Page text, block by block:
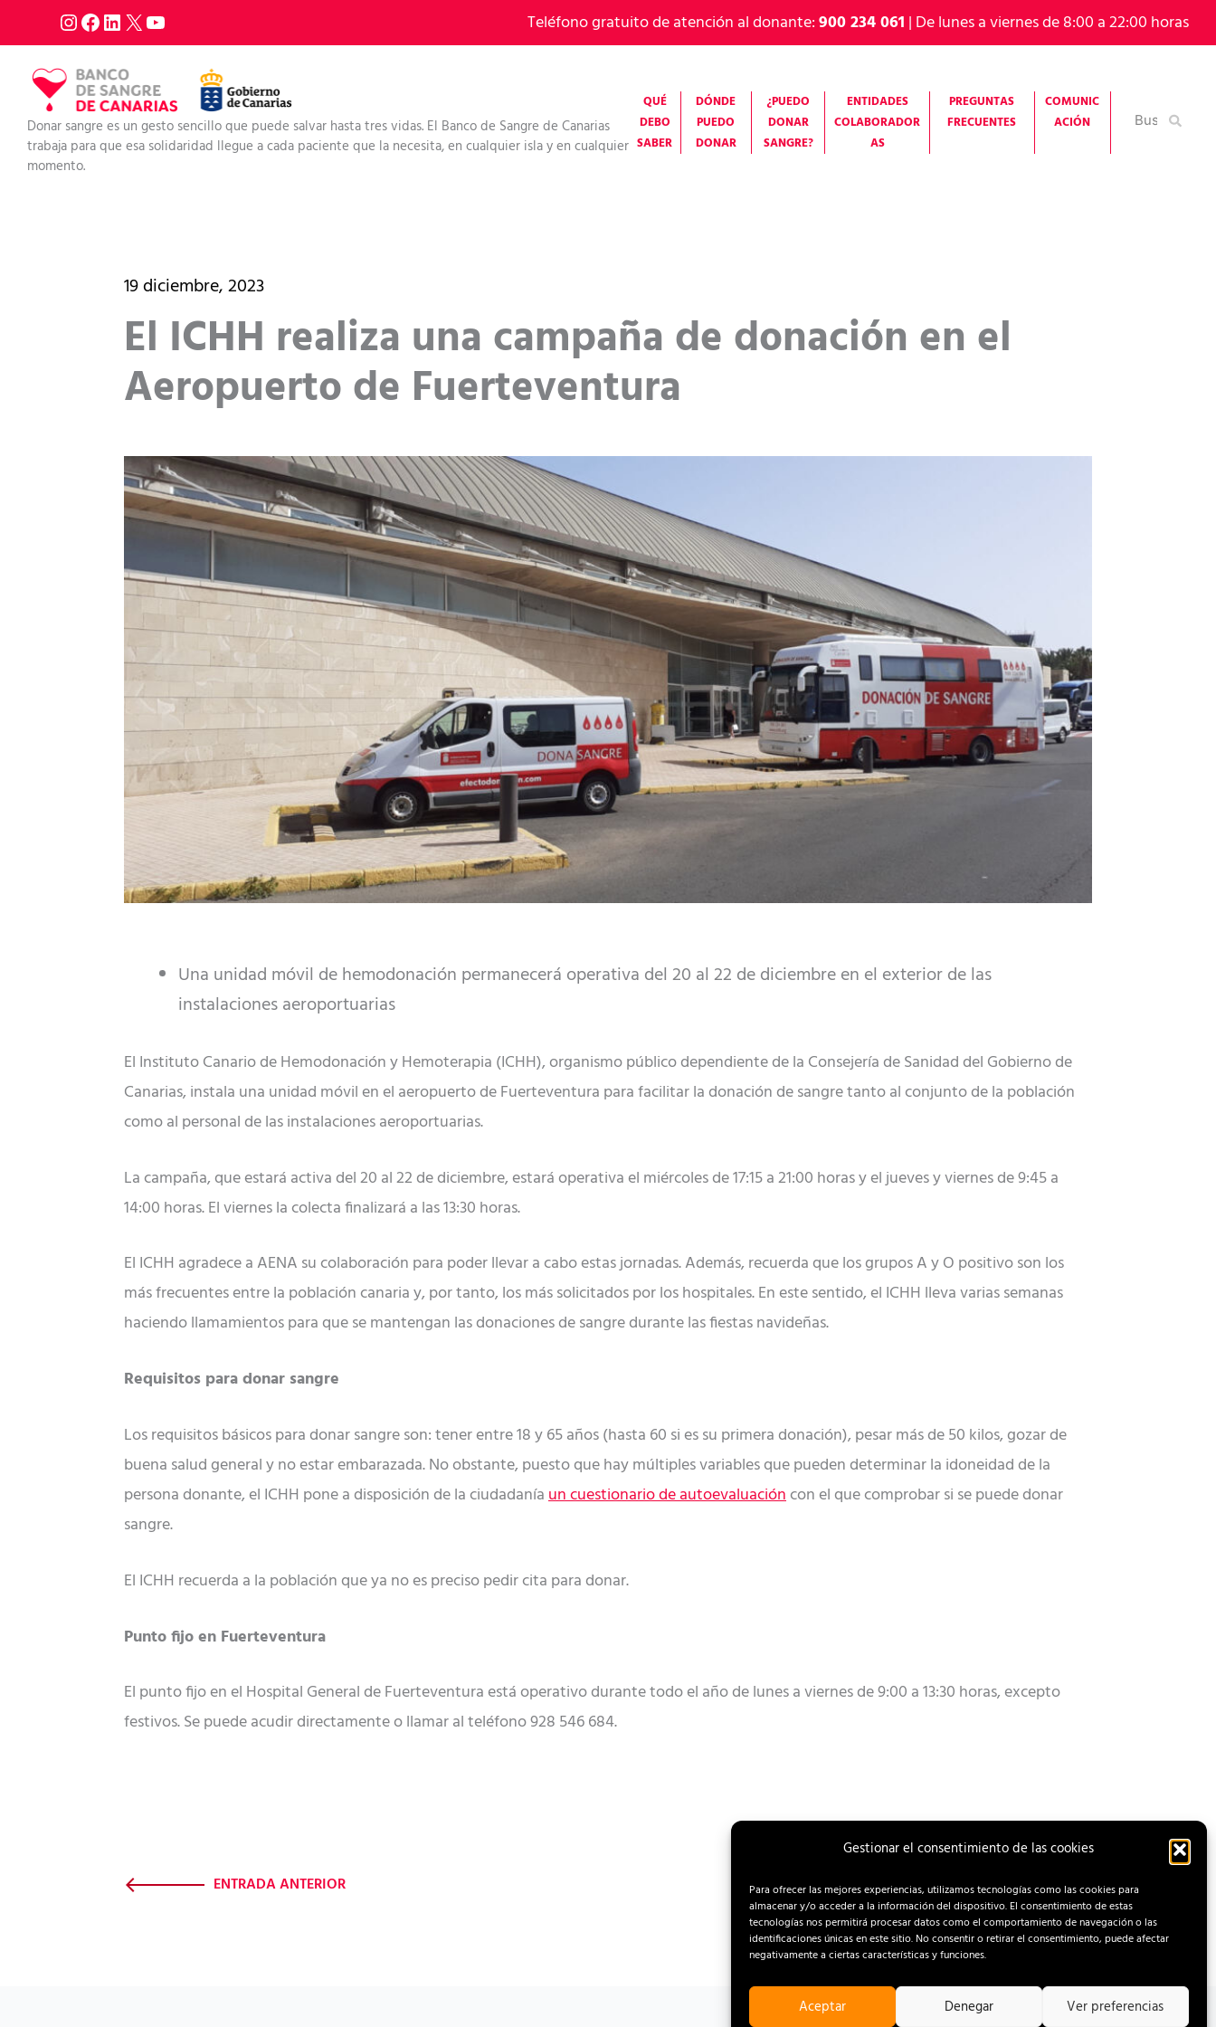
Gestionar el consentimiento de las cookies
Para ofrecer las mejores experiencias, utilizamos tecnologías como las cookies para
almacenar y/o acceder a la información del dispositivo. El consentimiento de estas
tecnologías nos permitirá procesar datos como el comportamiento de navegación o las
identificaciones únicas en este sitio. No consentir o retirar el consentimiento, puede afectar
negativamente a ciertas características y funciones.
Aceptar Denegar Ver preferencias
al
contenido
Teléfono gratuito de atención al donante:900 234 061 | De lunes a viernes de 8:00 a 22:00 horas
Donar sangre es un gesto sencillo que puede salvar hasta tres vidas. El Banco de Sangre de Canarias
trabaja para que esa solidaridad llegue a cada paciente que la necesita, en cualquier isla y en cualquier
momento.
QUÉ
DEBO
SABER
DÓNDE
PUEDO
DONAR
¿PUEDO
DONAR
SANGRE?
ENTIDADES
COLABORADOR
AS
PREGUNTAS
FRECUENTES
COMUNIC
ACIÓN
Buscar
19 diciembre, 2023
El ICHH realiza una campaña de donación en el
Aeropuerto de Fuerteventura
Una unidad móvil de hemodonación permanecerá operativa del 20 al 22 de diciembre en el exterior de las
instalaciones aeroportuarias
El Instituto Canario de Hemodonación y Hemoterapia (ICHH), organismo público dependiente de la Consejería de Sanidad del Gobierno de
Canarias, instala una unidad móvil en el aeropuerto de Fuerteventura para facilitar la donación de sangre tanto al conjunto de la población
como al personal de las instalaciones aeroportuarias.
La campaña, que estará activa del 20 al 22 de diciembre, estará operativa el miércoles de 17:15 a 21:00 horas y el jueves y viernes de 9:45 a
14:00 horas. El viernes la colecta finalizará a las 13:30 horas.
El ICHH agradece a AENA su colaboración para poder llevar a cabo estas jornadas. Además, recuerda que los grupos A y O positivo son los
más frecuentes entre la población canaria y, por tanto, los más solicitados por los hospitales. En este sentido, el ICHH lleva varias semanas
haciendo llamamientos para que se mantengan las donaciones de sangre durante las fiestas navideñas.
Requisitos para donar sangre
Los requisitos básicos para donar sangre son: tener entre 18 y 65 años (hasta 60 si es su primera donación), pesar más de 50 kilos, gozar de
buena salud general y no estar embarazada. No obstante, puesto que hay múltiples variables que pueden determinar la idoneidad de la
persona donante, el ICHH pone a disposición de la ciudadaníaun cuestionario de autoevaluacióncon el que comprobar si se puede donar
sangre.
El ICHH recuerda a la población que ya no es preciso pedir cita para donar.
Punto fijo en Fuerteventura
El punto fijo en el Hospital General de Fuerteventura está operativo durante todo el año de lunes a viernes de 9:00 a 13:30 horas, excepto
festivos. Se puede acudir directamente o llamar al teléfono 928 546 684.
ENTRADA ANTERIOR ENTRADA SIGUIENTE